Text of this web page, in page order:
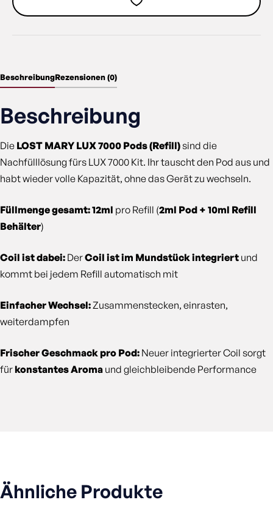
BeschreibungRezensionen (0)
Beschreibung
Die LOST MARY LUX 7000 Pods (Refill)sind die
Nachfülllösung fürs LUX 7000 Kit. Ihr tauscht den Pod aus und
habt wieder volle Kapazität, ohne das Gerät zu wechseln.
Füllmenge gesamt: 12ml pro Refill (2ml Pod + 10ml Refill
Behälter)
Coil ist dabei: DerCoil ist im Mundstück integriert und
kommt bei jedem Refill automatisch mit
Einfacher Wechsel:Zusammenstecken, einrasten,
weiterdampfen
Frischer Geschmack pro Pod: Neuer integrierter Coil sorgt
fürkonstantes Aroma und gleichbleibende Performance
Ähnliche Produkte